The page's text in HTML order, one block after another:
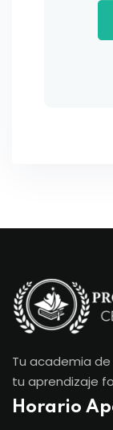
Tu academia
tu aprendizaje
Horario